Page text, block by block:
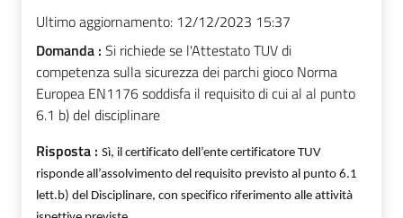
Ultimo aggiornamento: 12/12/2023 15:37
Domanda : Si richiede se l'Attestato TUV di
competenza sulla sicurezza dei parchi gioco Norma
Europea EN1176 soddisfa il requisito di cui al al punto
6.1 b) del disciplinare
Risposta : Sì, il certificato dell’ente certificatore TUV
risponde all’assolvimento del requisito previsto al punto 6.1
lett.b) del Disciplinare, con specifico riferimento alle attività